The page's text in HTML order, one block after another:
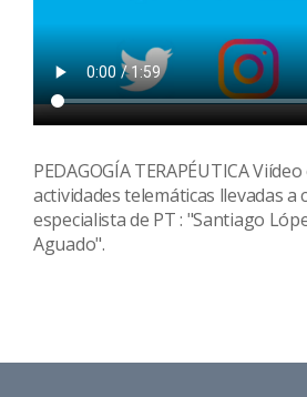
PEDAGOGÍA TERAPÉUTICA
actividades telemáticas llevadas a
especialista de PT : "Santiago
Aguado".